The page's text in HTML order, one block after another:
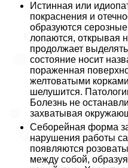
Истинная или
покраснения и
образуются
лопаются, открывая
продолжает
состояние носит
пораженная
желтоватыми
шелушится.
Болезнь не
захватывая
Себорейная форма
нарушения работы
появляются
между собой,